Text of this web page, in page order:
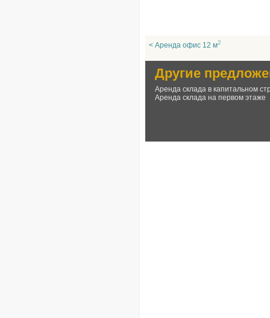
< Аренда офис 12 м2
Другие
Аренда склада в капитальном
Аренда склада на первом этаже